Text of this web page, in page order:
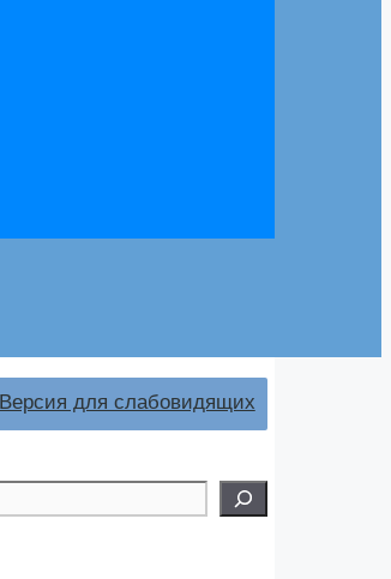
для слабовидящих